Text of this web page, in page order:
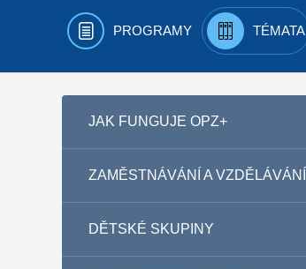
PROGRAMY TÉMATA
JAK FUNGUJE OPZ+
ZAMĚSTNÁVÁNÍ A VZDĚLÁVÁNÍ
DĚTSKÉ SKUPINY